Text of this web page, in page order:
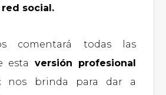
social.
comentará todas las
esta versión profesional
nos brinda para dar a